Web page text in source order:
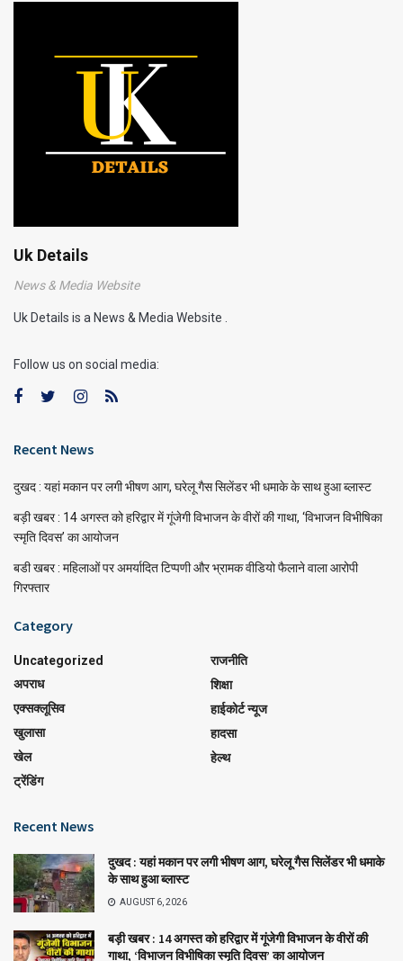
Uk Details
News & Media Website
Uk Details is a News & Media Website .
Follow us on social media:
Recent News
दुखद : यहां मकान पर लगी भीषण आग, घरेलू गैस सिलेंडर भी धमाके के साथ हुआ ब्लास्ट
बड़ी खबर : 14 अगस्त को हरिद्वार में गूंजेगी विभाजन के वीरों की गाथा, ‘विभाजन विभीषिका
स्मृति दिवस’ का आयोजन
बडी खबर : महिलाओं पर अमर्यादित टिप्पणी और भ्रामक वीडियो फैलाने वाला आरोपी
गिरफ्तार
Category
Uncategorized
अपराध
एक्सक्लूसिव
खुलासा
खेल
ट्रेंडिंग
राजनीति
शिक्षा
हाईकोर्ट न्यूज
हादसा
हेल्थ
Recent News
दुखद : यहां मकान पर लगी भीषण आग, घरेलू गैस सिलेंडर भी धमाके
के साथ हुआ ब्लास्ट
AUGUST 6, 2026
बड़ी खबर : 14 अगस्त को हरिद्वार में गूंजेगी विभाजन के वीरों की
गाथा, ‘विभाजन विभीषिका स्मृति दिवस’ का आयोजन